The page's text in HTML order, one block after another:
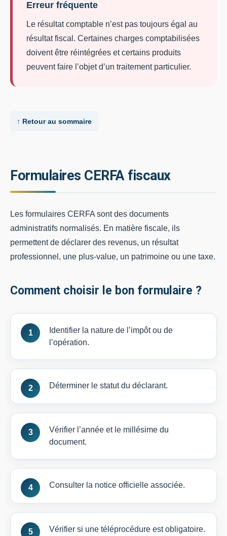
Erreur fréquente
Le résultat comptable n’est pas toujours égal au
résultat fiscal. Certaines charges comptabilisées
doivent être réintégrées et certains produits
peuvent faire l’objet d’un traitement particulier.
↑ Retour au sommaire
Formulaires CERFA fiscaux
Les formulaires CERFA sont des documents
administratifs normalisés. En matière fiscale, ils
permettent de déclarer des revenus, un résultat
professionnel, une plus-value, un patrimoine ou une taxe.
Comment choisir le bon formulaire ?
Identifier la nature de l’impôt ou de
l’opération.
Déterminer le statut du déclarant.
Vérifier l’année et le millésime du
document.
Consulter la notice officielle associée.
Vérifier si une téléprocédure est obligatoire.